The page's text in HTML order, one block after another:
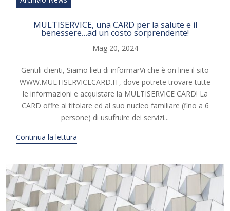
MULTISERVICE, una CARD per la salute e il
benessere…ad un costo sorprendente!
Mag 20, 2024
Gentili clienti, Siamo lieti di informarVi che è on line il sito
WWW.MULTISERVICECARD.IT, dove potrete trovare tutte
le informazioni e acquistare la MULTISERVICE CARD! La
CARD offre al titolare ed al suo nucleo familiare (fino a 6
persone) di usufruire dei servizi...
Continua la lettura